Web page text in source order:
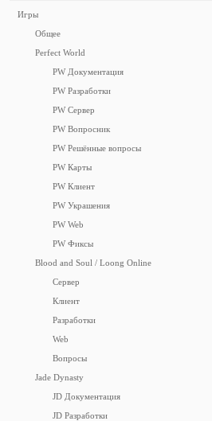
Игры
Общее
Perfect World
PW Документация
PW Разработки
PW Сервер
PW Вопросник
PW Решённые вопросы
PW Карты
PW Клиент
PW Украшения
PW Web
PW Фиксы
Blood and Soul / Loong Online
Сервер
Клиент
Разработки
Web
Вопросы
Jade Dynasty
JD Документация
JD Разработки